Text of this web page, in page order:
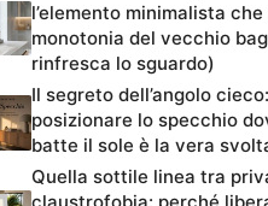
l’elemento minimalista
monotonia del vecchio
rinfresca lo sguardo)
Il segreto dell’angolo
posizionare lo specchio
batte il sole è la vera
Quella sottile linea tra